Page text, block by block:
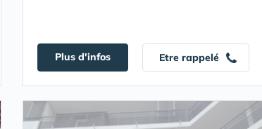
Plus d'infos Etre rappelé